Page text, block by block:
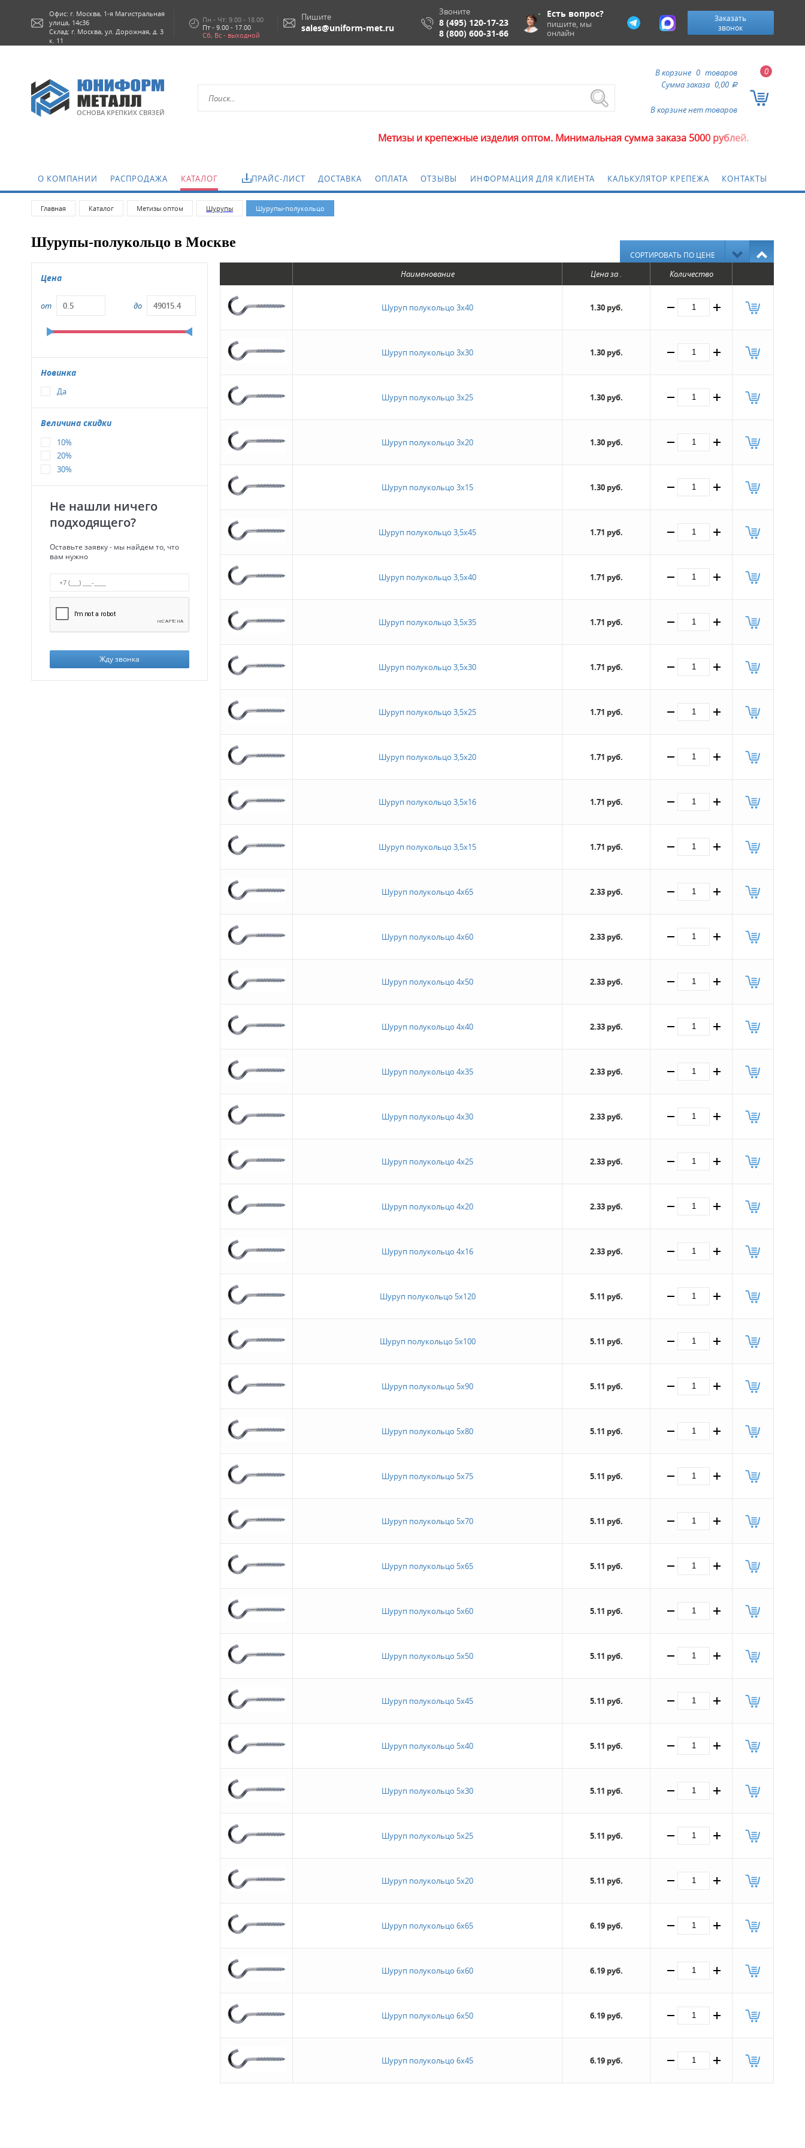
Есть вопрос?
пишите, мы
онлайн
Офис: г. Москва, 1-я Магистральная
улица, 14с36
Склад: г. Москва, ул. Дорожная, д. 3
к. 11
Пн - Чт: 9.00 - 18.00
Пт - 9.00 - 17.00
Сб, Вс - выходной
Пишите
sales@uniform-met.ru
Звоните
8 (495) 120-17-23
8 (800) 600-31-66
Заказать
звонок
ОСНОВА КРЕПКИХ СВЯЗЕЙ
0
В корзине 0 товаров
Сумма заказа 0,00 a
В корзине нет товаров
Метизы и крепежные изделия оптом. Минимальная сумма заказа 5000 рублей.
О КОМПАНИИ РАСПРОДАЖА КАТАЛОГ ПРАЙС-ЛИСТ ДОСТАВКА ОПЛАТА ОТЗЫВЫ ИНФОРМАЦИЯ ДЛЯ КЛИЕНТА КАЛЬКУЛЯТОР КРЕПЕЖА КОНТАКТЫ
Главная Каталог Метизы оптом Шурупы Шурупы-полукольцо
Шурупы-полукольцо в Москве
СОРТИРОВАТЬ ПО ЦЕНЕ
Цена
от до
Новинка
Да
Величина скидки
10%
20%
30%
Не нашли ничего
подходящего?
Оставьте заявку - мы найдем то, что
вам нужно
Жду звонка
Наименование Цена за . Количество
Шуруп полукольцо 3х40 1.30 руб.
Шуруп полукольцо 3х30 1.30 руб.
Шуруп полукольцо 3х25 1.30 руб.
Шуруп полукольцо 3х20 1.30 руб.
Шуруп полукольцо 3х15 1.30 руб.
Шуруп полукольцо 3,5х45 1.71 руб.
Шуруп полукольцо 3,5х40 1.71 руб.
Шуруп полукольцо 3,5х35 1.71 руб.
Шуруп полукольцо 3,5х30 1.71 руб.
Шуруп полукольцо 3,5х25 1.71 руб.
Шуруп полукольцо 3,5х20 1.71 руб.
Шуруп полукольцо 3,5х16 1.71 руб.
Шуруп полукольцо 3,5х15 1.71 руб.
Шуруп полукольцо 4х65 2.33 руб.
Шуруп полукольцо 4х60 2.33 руб.
Шуруп полукольцо 4х50 2.33 руб.
Шуруп полукольцо 4х40 2.33 руб.
Шуруп полукольцо 4х35 2.33 руб.
Шуруп полукольцо 4х30 2.33 руб.
Шуруп полукольцо 4х25 2.33 руб.
Шуруп полукольцо 4х20 2.33 руб.
Шуруп полукольцо 4х16 2.33 руб.
Шуруп полукольцо 5х120 5.11 руб.
Шуруп полукольцо 5х100 5.11 руб.
Шуруп полукольцо 5х90 5.11 руб.
Шуруп полукольцо 5х80 5.11 руб.
Шуруп полукольцо 5х75 5.11 руб.
Шуруп полукольцо 5х70 5.11 руб.
Шуруп полукольцо 5х65 5.11 руб.
Шуруп полукольцо 5х60 5.11 руб.
Шуруп полукольцо 5х50 5.11 руб.
Шуруп полукольцо 5х45 5.11 руб.
Шуруп полукольцо 5х40 5.11 руб.
Шуруп полукольцо 5х30 5.11 руб.
Шуруп полукольцо 5х25 5.11 руб.
Шуруп полукольцо 5х20 5.11 руб.
Шуруп полукольцо 6х65 6.19 руб.
Шуруп полукольцо 6х60 6.19 руб.
Шуруп полукольцо 6х50 6.19 руб.
Шуруп полукольцо 6х45 6.19 руб.